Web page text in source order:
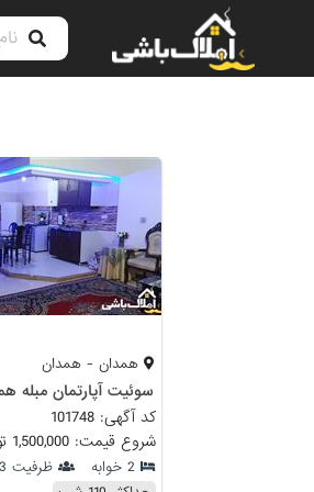
همدان - همدان
سوئیت آپارتمان مبله
کد آگهی: 101748
شروع قیمت: 1,500,000 تومان
2 خوابه
ظرفیت 3-13 نفر